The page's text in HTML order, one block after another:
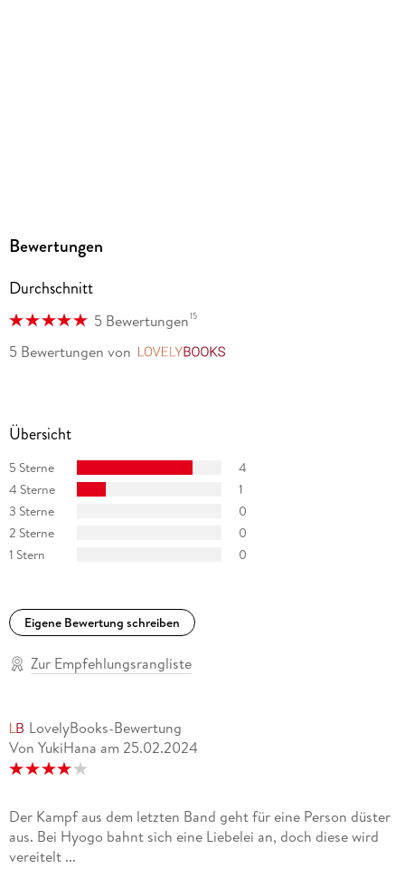
Bewertungen
Durchschnitt
5 Bewertungen15
5 Bewertungen von
Übersicht
5 Sterne
4
4 Sterne
1
3 Sterne
0
2 Sterne
0
1 Stern
0
Eigene Bewertung schreiben
Zur Empfehlungsrangliste
LovelyBooks-Bewertung
Von YukiHana am 25.02.2024
Der Kampf aus dem letzten Band geht für eine Person düster
aus. Bei Hyogo bahnt sich eine Liebelei an, doch diese wird
vereitelt ...